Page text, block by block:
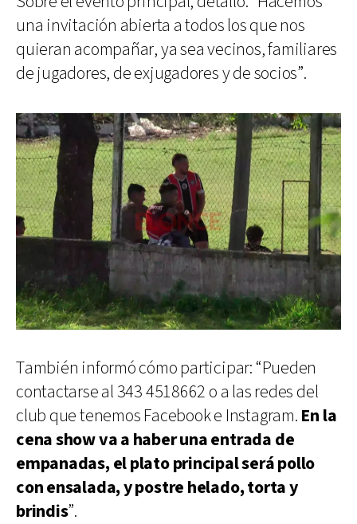
una invitación abierta a todos los que nos
quieran acompañar, ya sea vecinos, familiares
de jugadores, de exjugadores y de socios”.
También informó cómo participar: “Pueden
contactarse al 343 4518662 o a las redes del
club que tenemos Facebook e Instagram. En la
cena show va a haber una entrada de
empanadas, el plato principal será pollo
con ensalada, y postre helado, torta y
brindis”.